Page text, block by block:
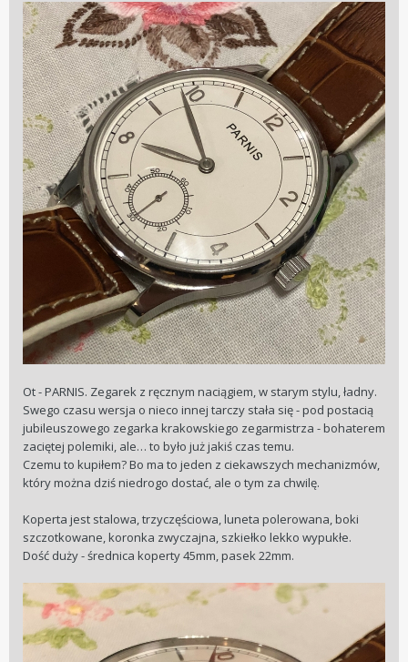
Ot - PARNIS. Zegarek z ręcznym naciągiem, w starym stylu, ładny.
Swego czasu wersja o nieco innej tarczy stała się - pod postacią
jubileuszowego zegarka krakowskiego zegarmistrza - bohaterem
zaciętej polemiki, ale… to było już jakiś czas temu.
Czemu to kupiłem? Bo ma to jeden z ciekawszych mechanizmów,
który można dziś niedrogo dostać, ale o tym za chwilę.
Koperta jest stalowa, trzyczęściowa, luneta polerowana, boki
szczotkowane, koronka zwyczajna, szkiełko lekko wypukłe.
Dość duży - średnica koperty 45mm, pasek 22mm.